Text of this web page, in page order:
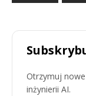
Otrzymuj
inżynierii AI.